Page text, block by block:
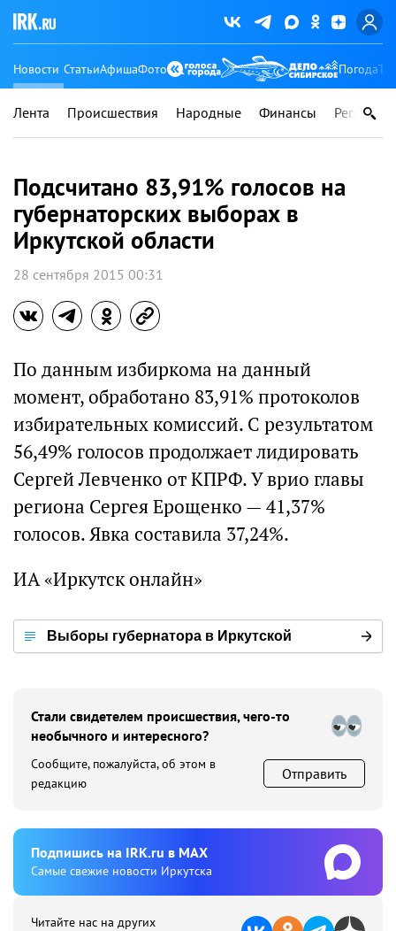
Новости СтатьиАфишаФото Погода
Лента Происшествия Народные Финансы Регионы
Подсчитано 83,91% голосов на
губернаторских выборах в
Иркутской области
28 сентября 2015 00:31
По данным избиркома на данный
момент, обработано 83,91% протоколов
избирательных комиссий. С результатом
56,49% голосов продолжает лидировать
Сергей Левченко от КПРФ. У врио главы
региона Сергея Ерощенко — 41,37%
голосов. Явка составила 37,24%.
ИА «Иркутск онлайн»
Выборы губернатора в Иркутской
Стали свидетелем происшествия, чего-то
необычного и интересного?
Сообщите, пожалуйста, об этом в
редакцию
Отправить
Подпишиcь на IRK.ru в MAX
Cамые свежие новости Иркутска
Читайте нас на других